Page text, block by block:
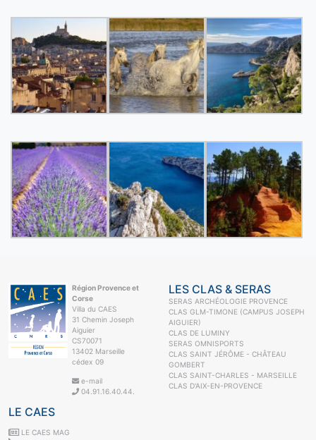
Région Provence et
Corse
Villa du CAES
31 Chemin Joseph
Aiguier
CS70071
13402 Marseille
cédex 09
e-mail
04.91.16.40.44.
LES CLAS & SERAS
SERAS ARCHÉOLOGIE PROVENCE
CLAS GLM-TIMONE (CAMPUS JOSEPH
AIGUIER)
CLAS DE LUMINY
SERAS OMNISPORTS
CLAS SAINT JÉRÔME - CHÂTEAU
GOMBERT
CLAS SAINT-CHARLES - MARSEILLE
CLAS D'AIX-EN-PROVENCE
LE CAES
LE CAES MAG